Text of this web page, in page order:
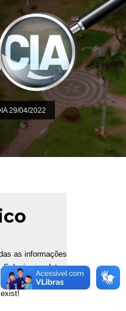
29/04/2022
as informações
Selecione a data